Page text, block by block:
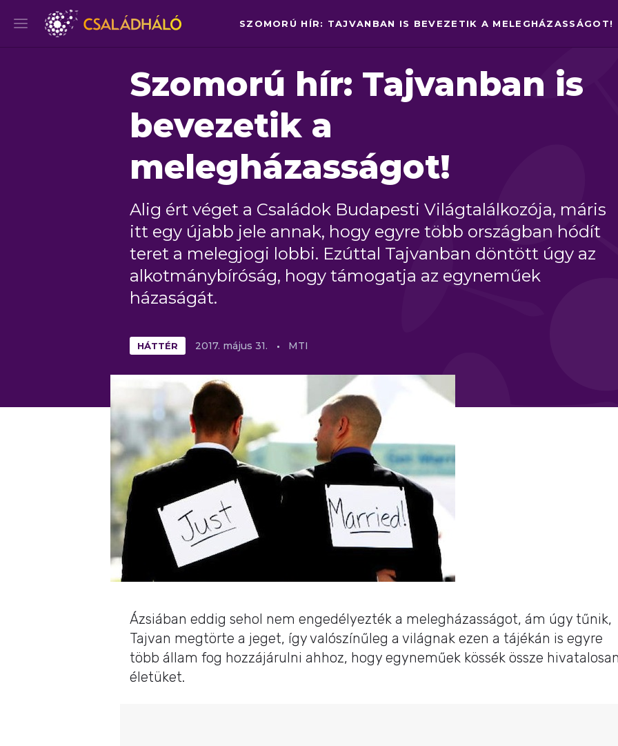
SZOMORÚ HÍR: TAJVANBAN IS BEVEZETIK A MELEGHÁZASSÁGOT!
Szomorú hír: Tajvanban is
bevezetik a
melegházasságot!
Alig ért véget a Családok Budapesti Világtalálkozója, máris
itt egy újabb jele annak, hogy egyre több országban hódít
teret a melegjogi lobbi. Ezúttal Tajvanban döntött úgy az
alkotmánybíróság, hogy támogatja az egyneműek
házaságát.
HÁTTÉR 2017. május 31. MTI
Ázsiában eddig sehol nem engedélyezték a melegházasságot, ám úgy tűnik,
Tajvan megtörte a jeget, így valószínűleg a világnak ezen a tájékán is egyre
több állam fog hozzájárulni ahhoz, hogy egyneműek kössék össze hivatalosan
életüket.